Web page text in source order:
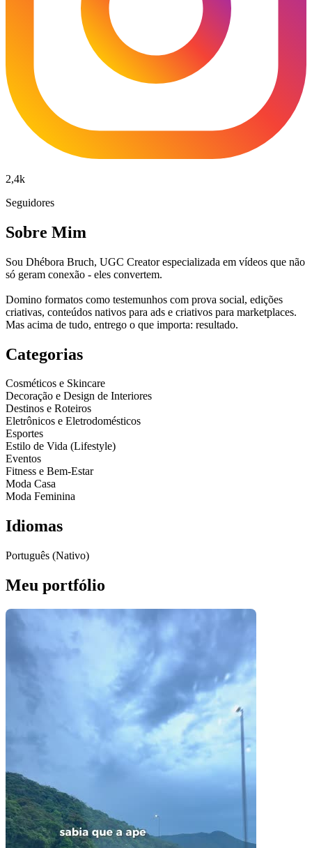
2,4k
Seguidores
Sobre Mim
Sou Dhébora Bruch, UGC Creator especializada em vídeos que não
só geram conexão - eles convertem.
Domino formatos como testemunhos com prova social, edições
criativas, conteúdos nativos para ads e criativos para marketplaces.
Mas acima de tudo, entrego o que importa: resultado.
Categorias
Cosméticos e Skincare
Decoração e Design de Interiores
Destinos e Roteiros
Eletrônicos e Eletrodomésticos
Esportes
Estilo de Vida (Lifestyle)
Eventos
Fitness e Bem-Estar
Moda Casa
Moda Feminina
Idiomas
Português (Nativo)
Meu portfólio
Pacotes UGC
Você recebe o arquivo para usar em qualquer canal.
30 segundos